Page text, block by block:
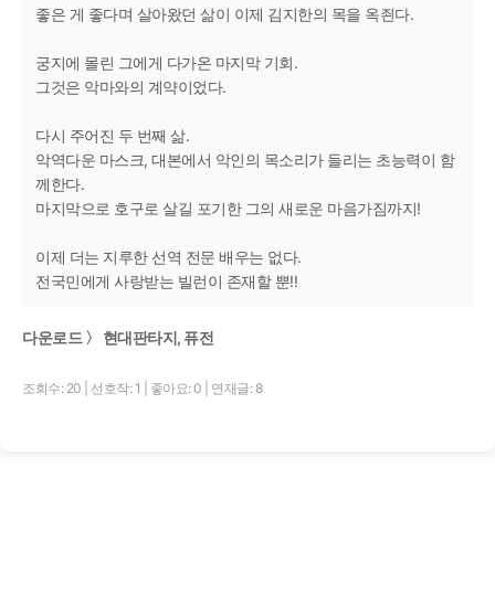
좋은 게 좋다며 살아왔던 삶이 이제 김지한의 목을 옥죈다.
궁지에 몰린 그에게 다가온 마지막 기회.
그것은 악마와의 계약이었다.
다시 주어진 두 번째 삶.
악역다운 마스크, 대본에서 악인의 목소리가 들리는 초능력이 함
께한다.
마지막으로 호구로 살길 포기한 그의 새로운 마음가짐까지!
이제 더는 지루한 선역 전문 배우는 없다.
전국민에게 사랑받는 빌런이 존재할 뿐!!
다운로드 〉 현대판타지, 퓨전
조회수: 20 선호작: 1 좋아요: 0 연재글: 8